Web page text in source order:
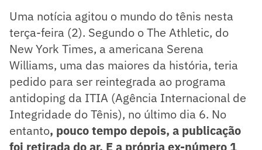
Uma notícia agitou o mundo do tênis nesta
terça-feira (2). Segundo o The Athletic, do
New York Times, a americana Serena
Williams, uma das maiores da história, teria
pedido para ser reintegrada ao programa
antidoping da ITIA (Agência Internacional de
Integridade do Tênis), no último dia 6. No
entanto, pouco tempo depois, a publicação
foi retirada do ar. E a própria ex-número 1